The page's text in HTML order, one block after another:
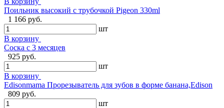
Поильник высокий с трубочкой Pigeon 330ml
1 166 руб.
шт
В корзину
Соска с 3 месяцев
925 руб.
шт
В корзину
Edisonmama Прорезыватель для зубов в форме банана,Edison
809 руб.
шт